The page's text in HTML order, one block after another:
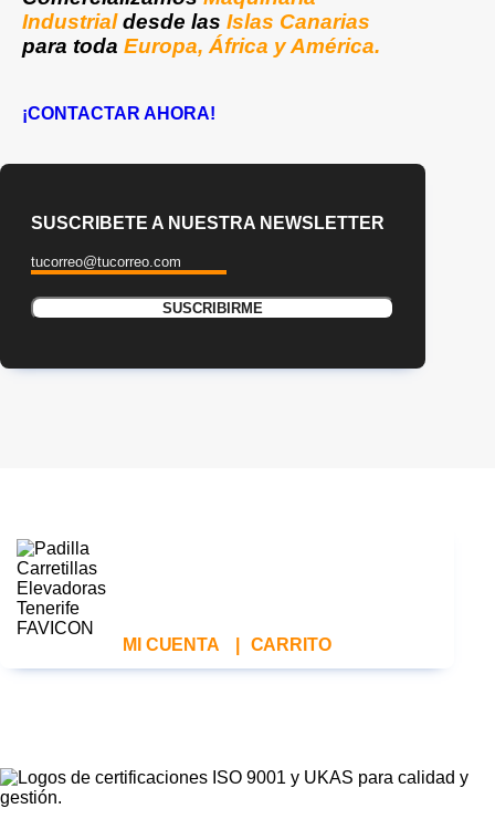
Industrialdesde las Islas Canarias
para toda Europa, África y América.
¡CONTACTAR AHORA!
SUSCRIBETE A NUESTRA NEWSLETTER
MI CUENTA CARRITO